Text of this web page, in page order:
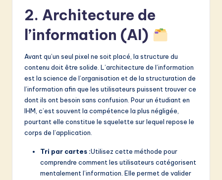
2. Architecture de
l’information (AI)
Avant qu’un seul pixel ne soit placé, la structure du
contenu doit être solide. L’architecture de l’information
est la science de l’organisation et de la structuration de
l’information afin que les utilisateurs puissent trouver ce
dont ils ont besoin sans confusion. Pour un étudiant en
IHM, c’est souvent la compétence la plus négligée,
pourtant elle constitue le squelette sur lequel repose le
corps de l’application.
Tri par cartes :Utilisez cette méthode pour
comprendre comment les utilisateurs catégorisent
mentalement l’information. Elle permet de valider